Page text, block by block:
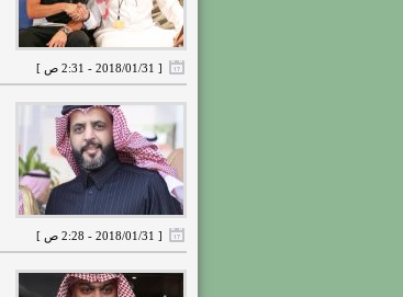
[ 2018/01/31 - 2:31 ص ]
[ 2018/01/31 - 2:28 ص ]